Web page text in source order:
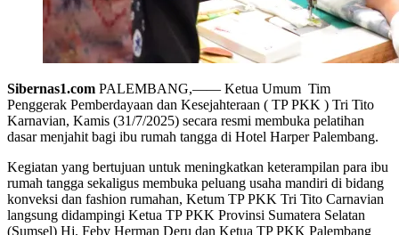
Sibernas1.com PALEMBANG,—— Ketua Umum Tim
Penggerak Pemberdayaan dan Kesejahteraan ( TP PKK ) Tri Tito
Karnavian, Kamis (31/7/2025) secara resmi membuka pelatihan
dasar menjahit bagi ibu rumah tangga di Hotel Harper Palembang.
Kegiatan yang bertujuan untuk meningkatkan keterampilan para ibu
rumah tangga sekaligus membuka peluang usaha mandiri di bidang
konveksi dan fashion rumahan, Ketum TP PKK Tri Tito Carnavian
langsung didampingi Ketua TP PKK Provinsi Sumatera Selatan
(Sumsel) Hj. Feby Herman Deru dan Ketua TP PKK Palembang